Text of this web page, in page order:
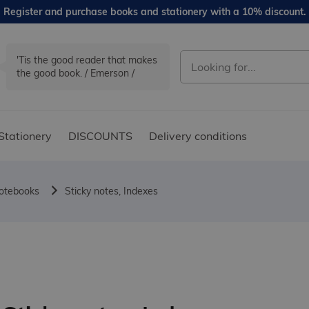
Register and purchase books and stationery with a 10% discount.
'Tis the good reader that makes
the good book. / Emerson /
DISCOUNTS Delivery conditions
Sticky notes, Indexes